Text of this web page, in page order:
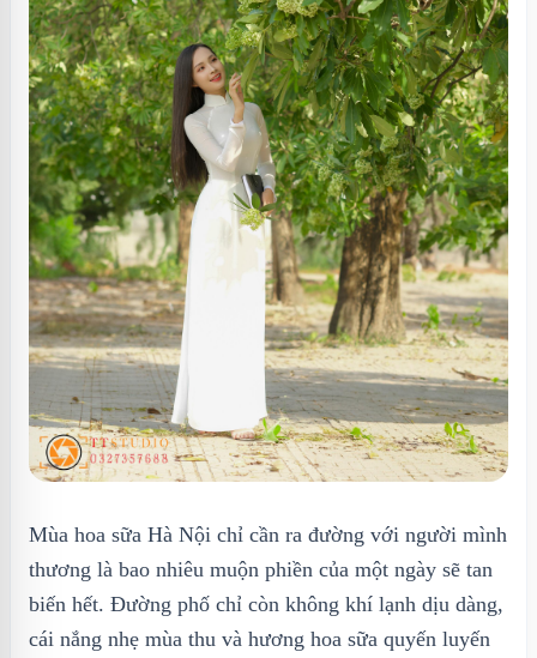
Mùa hoa sữa Hà Nội chỉ cần ra đường với người mình
thương là bao nhiêu muộn phiền của một ngày sẽ tan
biến hết. Đường phố chỉ còn không khí lạnh dịu dàng,
cái nắng nhẹ mùa thu và hương hoa sữa quyến luyến